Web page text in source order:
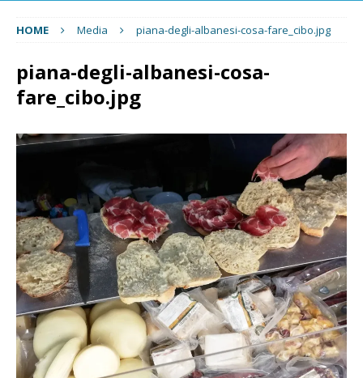
HOME Media piana-degli-albanesi-cosa-fare_cibo.jpg
piana-degli-albanesi-cosa-
fare_cibo.jpg